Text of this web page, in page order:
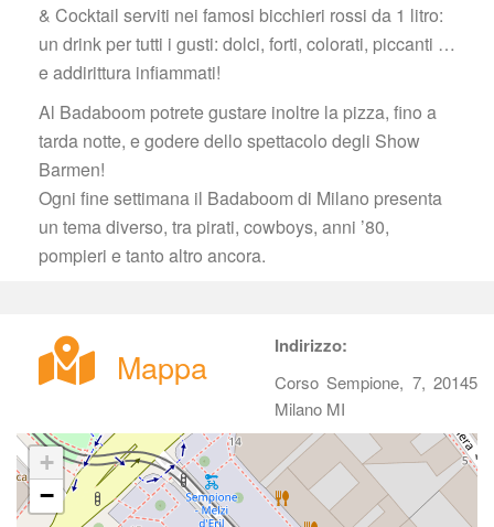
& Cocktail serviti nei famosi bicchieri rossi da 1 litro:
un drink per tutti i gusti: dolci, forti, colorati, piccanti …
e addirittura infiammati!
Al Badaboom potrete gustare inoltre la pizza, fino a
tarda notte, e godere dello spettacolo degli Show
Barmen!
Ogni fine settimana il Badaboom di Milano presenta
un tema diverso, tra pirati, cowboys, anni ’80,
pompieri e tanto altro ancora.
Mappa Indirizzo:
Corso Sempione, 7, 20145
Milano MI
+
−